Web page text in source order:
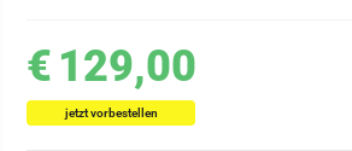
€ 129,00
jetzt vorbestellen